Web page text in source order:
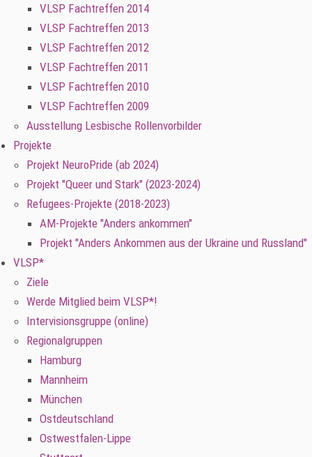
VLSP Fachtreffen 2014
VLSP Fachtreffen 2013
VLSP Fachtreffen 2012
VLSP Fachtreffen 2011
VLSP Fachtreffen 2010
VLSP Fachtreffen 2009
Ausstellung Lesbische Rollenvorbilder
Projekte
Projekt NeuroPride (ab 2024)
Projekt "Queer und Stark" (2023-2024)
Refugees-Projekte (2018-2023)
AM-Projekte "Anders ankommen"
Projekt "Anders Ankommen aus der Ukraine und Russland"
VLSP*
Ziele
Werde Mitglied beim VLSP*!
Intervisionsgruppe (online)
Regionalgruppen
Hamburg
Mannheim
München
Ostdeutschland
Ostwestfalen-Lippe